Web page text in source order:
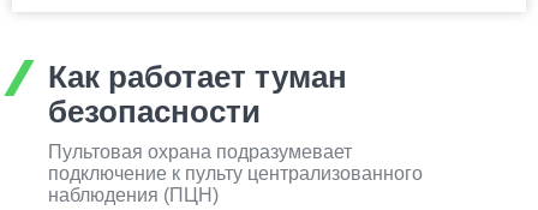
Как работает туман
безопасности
Пультовая охрана подразумевает
подключение к пульту централизованного
наблюдения (ПЦН)